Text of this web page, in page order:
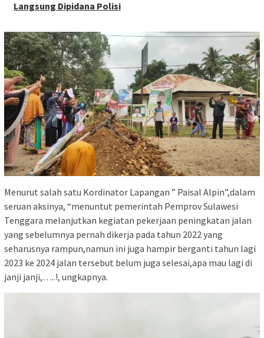
Langsung Dipidana Polisi
Menurut salah satu Kordinator Lapangan ” Paisal Alpin”,dalam
seruan aksinya, “menuntut pemerintah Pemprov Sulawesi
Tenggara melanjutkan kegiatan pekerjaan peningkatan jalan
yang sebelumnya pernah dikerja pada tahun 2022 yang
seharusnya rampun,namun ini juga hampir berganti tahun lagi
2023 ke 2024 jalan tersebut belum juga selesai,apa mau lagi di
janji janji,…..!, ungkapnya.